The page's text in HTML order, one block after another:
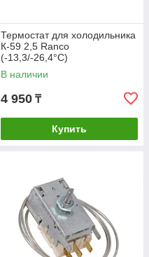
Термостат для холодильника
К-59 2,5 Ranco
(-13,3/-26,4°C)
В наличии
4 950 ₸
Купить